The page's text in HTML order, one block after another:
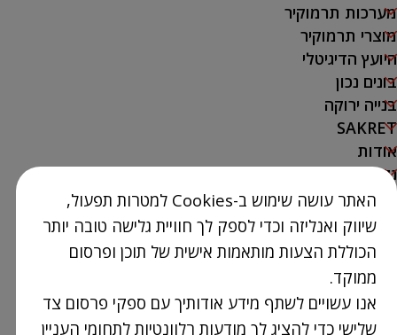
מערכות תרמוקיר
מוצרי תרמוקיר
היועץ הדיגיטלי
בונים נכון
בנייה ירוקה
SAKRET
אודות
נק' מכירה
צור קשר
03-9386300
info@Termokir.co.il
קיבוץ חורשים
האתר עושה שימוש ב-Cookies למטרות תפעול,
שיווק ואנליזה וכדי לספק לך חוויית גלישה טובה יותר
הכוללת הצעות מותאמות אישית של תוכן ופרסום
ממוקד.
אנו עשויים לשתף מידע אודותיך עם ספקי פרסום צד
שלישי כדי להציג לך מודעות רלוונטיות לתחומי העניין